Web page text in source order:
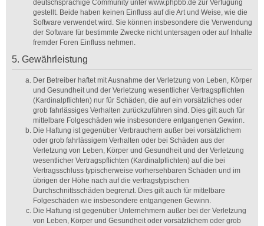
deutschsprachige Community unter www.phpbb.de zur Verfügung
gestellt. Beide haben keinen Einfluss auf die Art und Weise, wie die
Software verwendet wird. Sie können insbesondere die Verwendung
der Software für bestimmte Zwecke nicht untersagen oder auf Inhalte
fremder Foren Einfluss nehmen.
5. Gewährleistung
Der Betreiber haftet mit Ausnahme der Verletzung von Leben, Körper
und Gesundheit und der Verletzung wesentlicher Vertragspflichten
(Kardinalpflichten) nur für Schäden, die auf ein vorsätzliches oder
grob fahrlässiges Verhalten zurückzuführen sind. Dies gilt auch für
mittelbare Folgeschäden wie insbesondere entgangenen Gewinn.
Die Haftung ist gegenüber Verbrauchern außer bei vorsätzlichem
oder grob fahrlässigem Verhalten oder bei Schäden aus der
Verletzung von Leben, Körper und Gesundheit und der Verletzung
wesentlicher Vertragspflichten (Kardinalpflichten) auf die bei
Vertragsschluss typischerweise vorhersehbaren Schäden und im
übrigen der Höhe nach auf die vertragstypischen
Durchschnittsschäden begrenzt. Dies gilt auch für mittelbare
Folgeschäden wie insbesondere entgangenen Gewinn.
Die Haftung ist gegenüber Unternehmern außer bei der Verletzung
von Leben, Körper und Gesundheit oder vorsätzlichem oder grob